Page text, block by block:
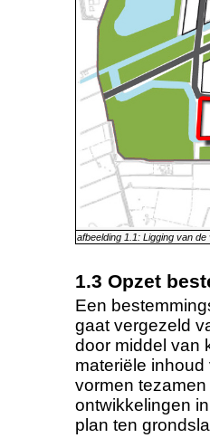
afbeelding 1.1: Ligging van
1.3 Opzet
Een
gaat vergezeld
door middel van
materiële
vormen
ontwikkelingen
plan ten